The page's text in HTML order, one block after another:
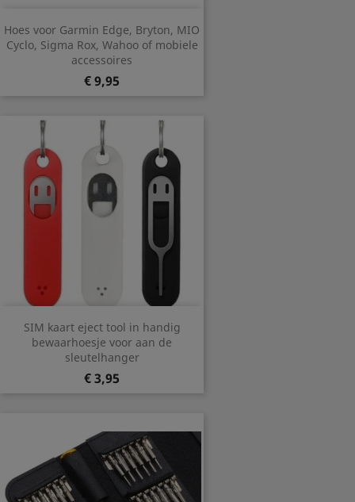
Hoes voor Garmin Edge, Bryton, MIO
Cyclo, Sigma Rox, Wahoo of mobiele
accessoires
Prijs
€ 9,95
SIM kaart eject tool in handig
bewaarhoesje voor aan de
sleutelhanger
Prijs
€ 3,95